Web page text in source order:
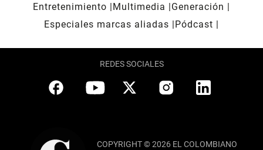
Entretenimiento
Multimedia
Generación
Especiales marcas aliadas
Pódcast
REDES SOCIALES
COPYRIGHT © 2026 EL COLOMBIANO